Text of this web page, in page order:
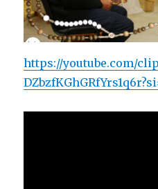
https://youtube.com/